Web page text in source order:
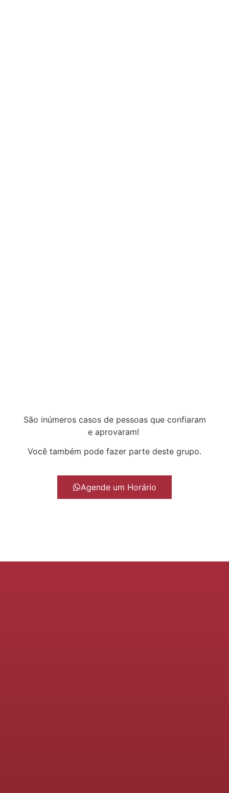
São inúmeros casos de pessoas que confiaram
e aprovaram!
Você também pode fazer parte deste grupo.
Agende um Horário